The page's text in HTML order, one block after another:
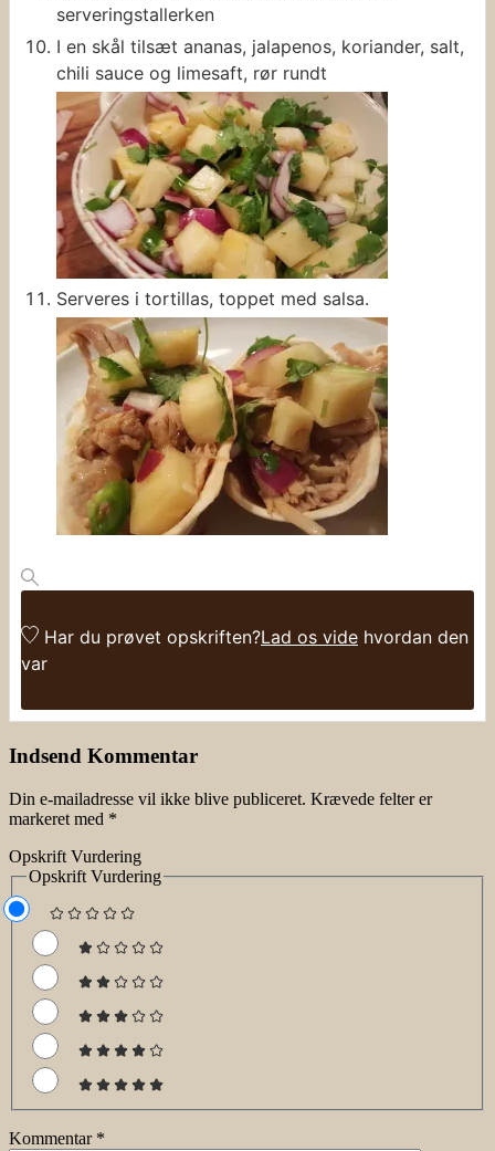
serveringstallerken
I en skål tilsæt ananas, jalapenos, koriander, salt,
chili sauce og limesaft, rør rundt
Serveres i tortillas, toppet med salsa.
Har du prøvet opskriften?Lad os vide hvordan den
var
Indsend Kommentar
Din e-mailadresse vil ikke blive publiceret. Krævede felter er
markeret med *
Opskrift Vurdering
Opskrift Vurdering
Kommentar *